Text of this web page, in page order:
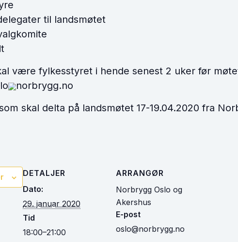
til landsmøtet
være fylkesstyret i hende senest 2 uker før
norbrygg.no
skal delta på landsmøtet 17-19.04.2020 fra
DETALJER
Dato:
29. januar 2020
Tid
18:00–21:00
ARRANGØR
Norbrygg Oslo og
Akershus
E-post
oslo@norbrygg.no